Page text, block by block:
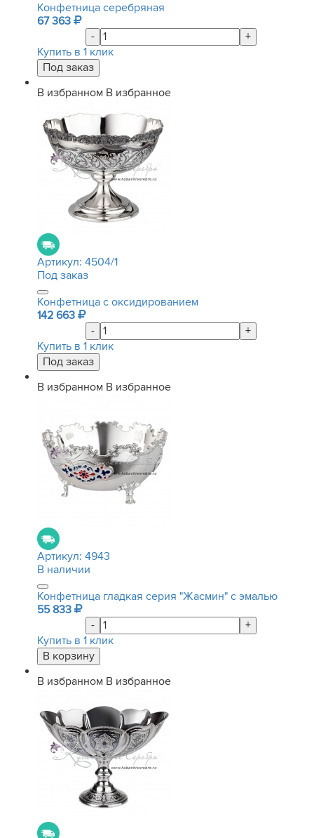
Конфетница серебряная
67 363
-
+
Купить в 1 клик
В избранном В избранное
Артикул: 4504/1
Под заказ
Конфетница с оксидированием
142 663
-
+
Купить в 1 клик
В избранном В избранное
Артикул: 4943
В наличии
Конфетница гладкая серия "Жасмин" с эмалью
55 833
-
+
Купить в 1 клик
В избранном В избранное